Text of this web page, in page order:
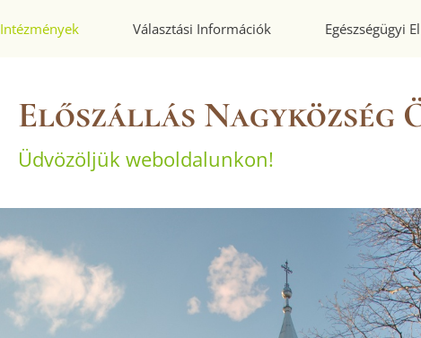
Intézmények Választási Információk Egészségügyi
Előszállás Nagyközség
Üdvözöljük weboldalunkon!